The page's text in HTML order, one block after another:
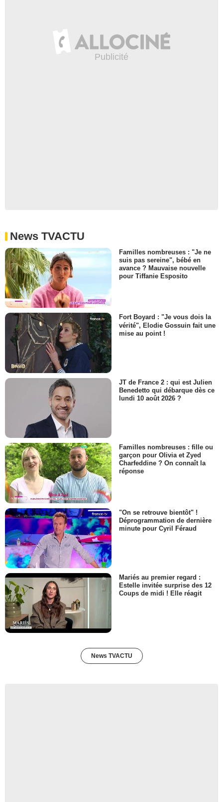
News TVACTU
Familles nombreuses : "Je ne
suis pas sereine", bébé en
avance ? Mauvaise nouvelle
pour Tiffanie Esposito
Fort Boyard : "Je vous dois la
vérité", Elodie Gossuin fait une
mise au point !
JT de France 2 : qui est Julien
Benedetto qui débarque dès ce
lundi 10 août 2026 ?
Familles nombreuses : fille ou
garçon pour Olivia et Zyed
Charfeddine ? On connaît la
réponse
"On se retrouve bientôt" !
Déprogrammation de dernière
minute pour Cyril Féraud
Mariés au premier regard :
Estelle invitée surprise des 12
Coups de midi ! Elle réagit
News TVACTU